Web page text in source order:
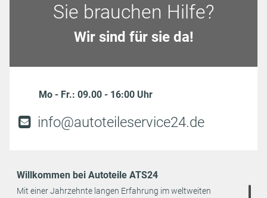
Sie brauchen Hilfe?
Wir sind für sie da!
Mo - Fr.: 09.00 - 16:00 Uhr
info@autoteileservice24.de
Willkommen bei Autoteile ATS24
Mit einer Jahrzehnte langen Erfahrung im weltweiten